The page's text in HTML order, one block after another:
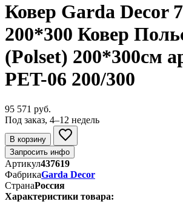
Ковер Garda Decor
200*300 Ковер
(Polset) 200*300см
PET-06 200/300
95 571 руб.
Под заказ, 4–12 недель
В корзину
Запросить инфо
Артикул437619
ФабрикаGarda Decor
СтранаРоссия
Характеристики товара: